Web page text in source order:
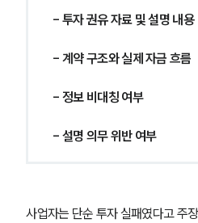
- 투자 권유 자료 및 설명 내용
- 계약 구조와 실제 자금 흐름
- 정보 비대칭 여부
- 설명 의무 위반 여부
사업자는 단순 투자 실패였다고 주